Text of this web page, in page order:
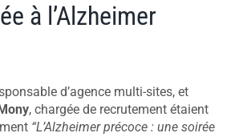
à l’Alzheimer
d’agence multi-sites, et
, chargée de recrutement étaient
“L’Alzheimer précoce : une soirée